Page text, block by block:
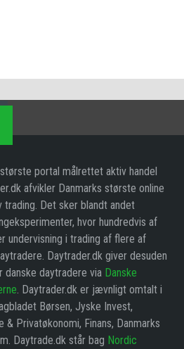
portal målrettet aktiv handel
afvikler Danmarks største online
Det sker blandt andet
hvor hundredvis af
undervisning i trading af flere af
Daytrader.dk giver desuden
daytradere via Danske
. Daytrader.dk er jævnligt omtalt i
Børsen, Jyske Invest,
& Privatøkonomi, Finans, Danmarks
Daytrade.dk står bag Nordic